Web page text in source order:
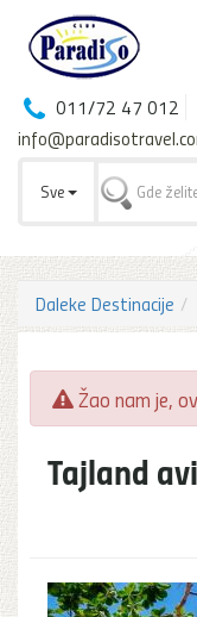
011/72 47 012
Sve
Daleke Destinacije
Žao nam je,
Tajland